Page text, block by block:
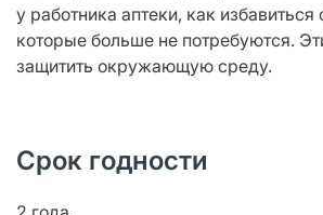
у работника аптеки, как избавиться
которые больше не потребуются.
защитить окружающую среду.
Срок годности